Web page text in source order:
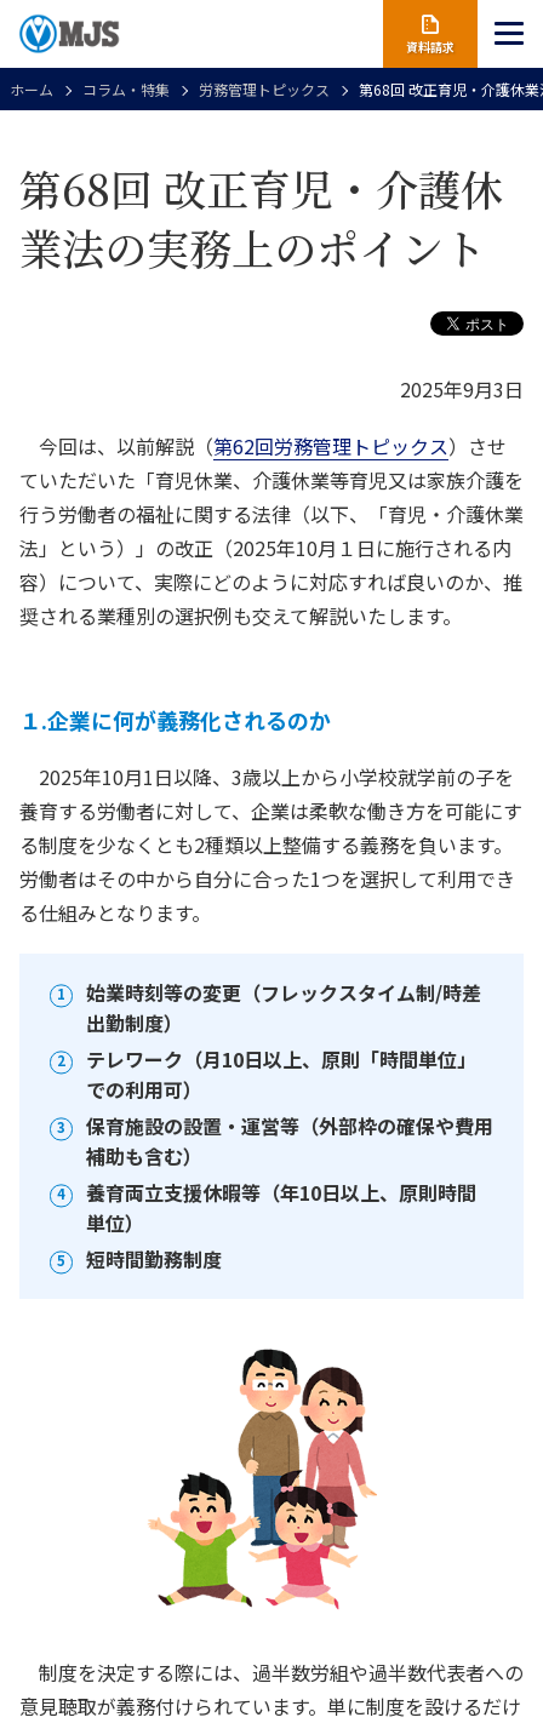
資料請求
ホーム コラム・特集 労務管理トピックス 第68回 改正育児・介護休
第68回 改正育児・介護休
業法の実務上のポイント
2025年9月3日
今回は、以前解説（第62回労務管理トピックス）させ
ていただいた「育児休業、介護休業等育児又は家族介護を
行う労働者の福祉に関する法律（以下、「育児・介護休業
法」という）」の改正（2025年10月１日に施行される内
容）について、実際にどのように対応すれば良いのか、推
奨される業種別の選択例も交えて解説いたします。
１.企業に何が義務化されるのか
2025年10月1日以降、3歳以上から小学校就学前の子を
養育する労働者に対して、企業は柔軟な働き方を可能にす
る制度を少なくとも2種類以上整備する義務を負います。
労働者はその中から自分に合った1つを選択して利用でき
る仕組みとなります。
始業時刻等の変更（フレックスタイム制/時差
出勤制度）
テレワーク（月10日以上、原則「時間単位」
での利用可）
保育施設の設置・運営等（外部枠の確保や費用
補助も含む）
養育両立支援休暇等（年10日以上、原則時間
単位）
短時間勤務制度
制度を決定する際には、過半数労組や過半数代表者への
意見聴取が義務付けられています。単に制度を設けるだけ